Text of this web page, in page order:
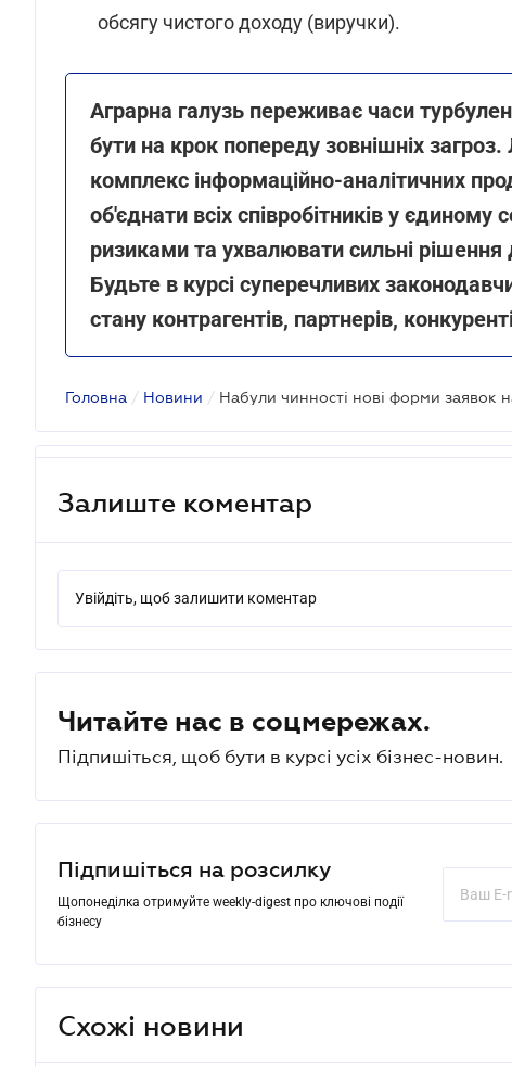
обсягу чистого доходу (виручки).
Аграрна галузь переживає часи
бути на крок попереду зовнішніх
комплекс інформаційно-аналітичних
об'єднати всіх співробітників у
ризиками та ухвалювати сильні
Будьте в курсі суперечливих
стану контрагентів, партнерів,
Головна / Новини /
Залиште коментар
Увійдіть, щоб залишити коментар
Читайте нас в соцмережах.
Підпишіться, щоб бути в курсі усіх бізнес-новин.
Підпишіться на розсилку
Щопонеділка отримуйте weekly-digest про ключові події
бізнесу
Схожі новини